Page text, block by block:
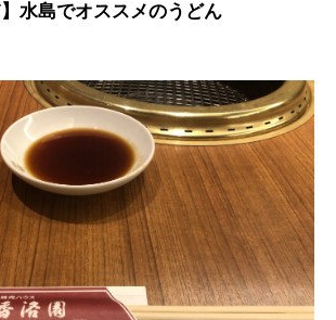
】水島でオススメのうどん